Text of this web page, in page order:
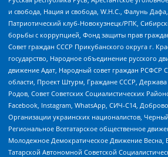
и свобода, Нация и свобода, W.H.С., Фалунь
Патриотический клуб-Новокузнецк/РПК,
борьбы с коррупцией, Фонд защиты прав
Совет граждан СССР Прикубанского округа г.
государство, Народное объединение русского
движение Адат, Народный совет граждан РСФСР
области, Проект Штурм, Граждане СССР, Держава
Родов, Совет Советских Социалистических
Facebook, Instagram, WhatsApp, СИЧ-С14,
Организации украинских националистов,
Региональное Всетатарское общественное
Молодежное Демократическое Движение Весна,
Татарской Автономной Советской